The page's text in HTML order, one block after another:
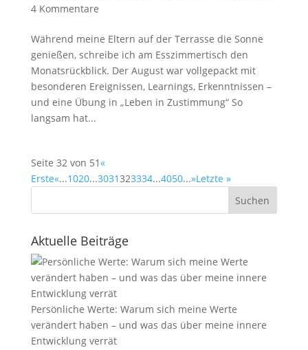
4 Kommentare
Während meine Eltern auf der Terrasse die Sonne
genießen, schreibe ich am Esszimmertisch den
Monatsrückblick. Der August war vollgepackt mit
besonderen Ereignissen, Learnings, Erkenntnissen –
und eine Übung in „Leben in Zustimmung“ So
langsam hat...
Seite 32 von 51«
Erste«...1020...3031323334...4050...»Letzte »
Suchen
Aktuelle Beiträge
Persönliche Werte: Warum sich meine Werte
verändert haben – und was das über meine innere
Entwicklung verrät